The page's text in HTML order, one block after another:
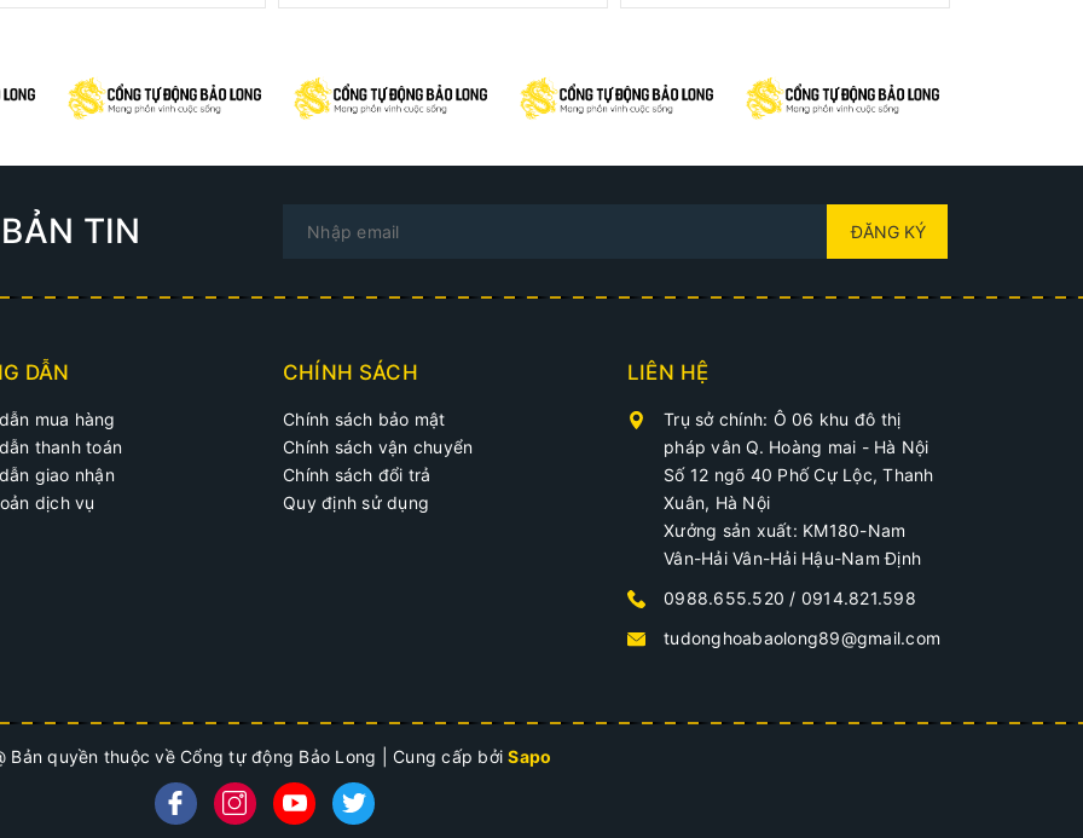
TIN ĐĂNG KÝ
DẪN
mua hàng
thanh toán
giao nhận
dịch vụ
CHÍNH SÁCH
Chính sách bảo mật
Chính sách vận chuyển
Chính sách đổi trả
Quy định sử dụng
LIÊN HỆ
Trụ sở chính: Ô 06 khu đô thị
pháp vân Q. Hoàng mai - Hà Nội
Số 12 ngõ 40 Phố Cự Lộc, Thanh
Xuân, Hà Nội
Xưởng sản xuất: KM180-Nam
Vân-Hải Vân-Hải Hậu-Nam Định
0988.655.520 / 0914.821.598
tudonghoabaolong89@gmail.com
Bản quyền thuộc về Cổng tự động Bảo Long Cung cấp bởiSapo